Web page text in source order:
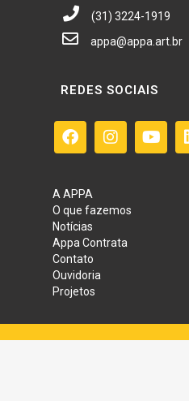
(31) 3224-1919
appa@appa.art.br
REDES SOCIAIS
A APPA
O que fazemos
Notícias
Appa Contrata
Contato
Ouvidoria
Projetos